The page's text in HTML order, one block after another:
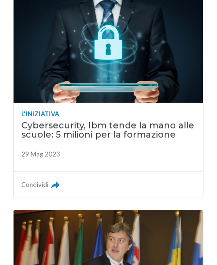
L'INIZIATIVA
Cybersecurity, Ibm tende la mano alle
scuole: 5 milioni per la formazione
29 Mag 2023
Condividi